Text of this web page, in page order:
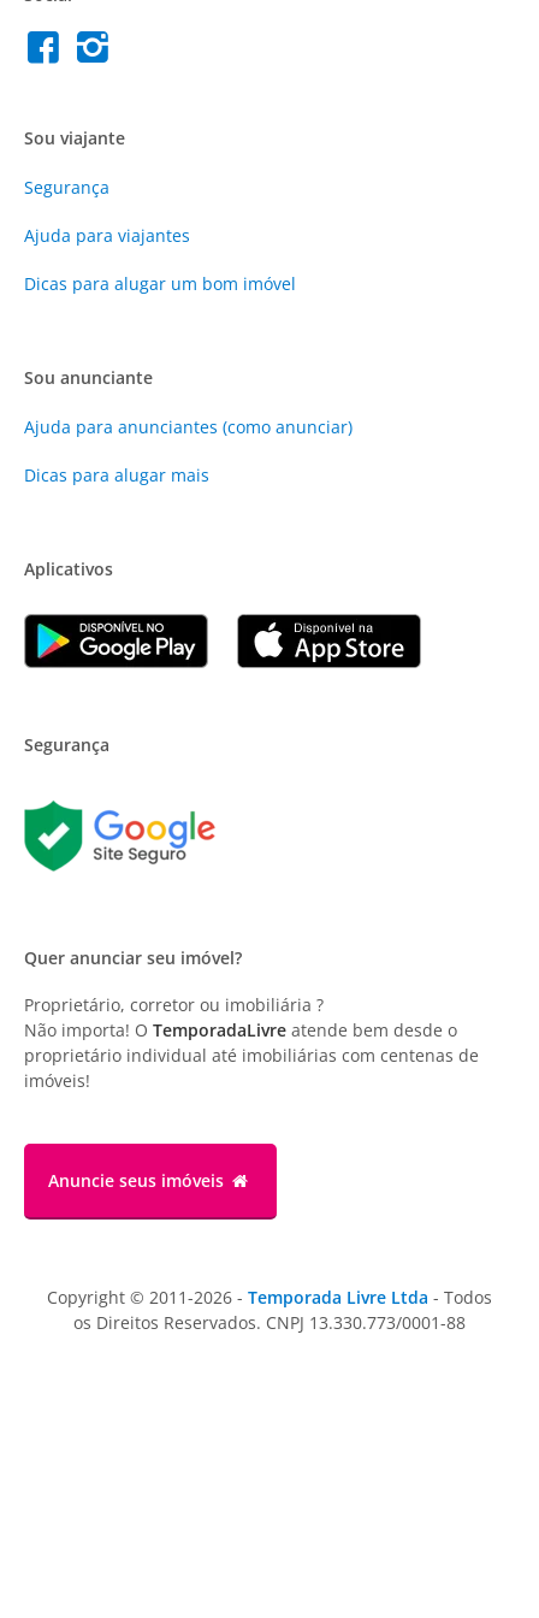
Sou viajante
Segurança
Ajuda para viajantes
Dicas para alugar um bom imóvel
Sou anunciante
Ajuda para anunciantes (como anunciar)
Dicas para alugar mais
Aplicativos
Segurança
Quer anunciar seu imóvel?
Proprietário, corretor ou imobiliária ?
Não importa! O TemporadaLivre atende bem desde o
proprietário individual até imobiliárias com centenas de
imóveis!
Anuncie seus imóveis
Copyright © 2011-2026 - Temporada Livre Ltda - Todos
os Direitos Reservados. CNPJ 13.330.773/0001-88